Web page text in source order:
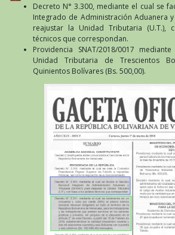
Decreto N° 3.300, mediante el cual se
Integrado de Administración Aduanera
reajustar la Unidad Tributaria (U.T.),
técnicos que correspondan.
Providencia SNAT/2018/0017
Unidad Tributaria de Trescientos
Quinientos Bolívares (Bs. 500,00).